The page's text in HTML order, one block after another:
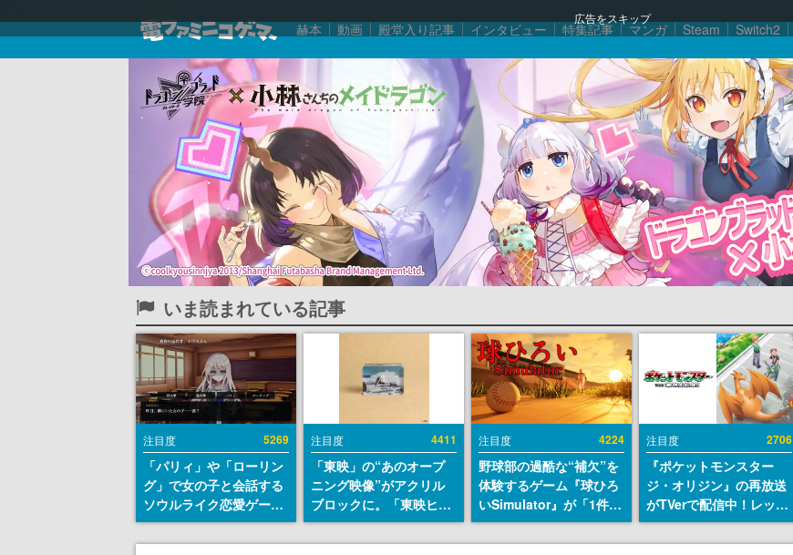
広告をスキップ
赫本 動画 殿堂入り記事 インタビュー 特集記事 マンガ Steam Switch2
いま読まれている記事
注目度 5269
「パリィ」や「ローリン
グ」で女の子と会話する
ソウルライク恋愛ゲーム
『小早川さんはソウルラ
イク』無料公開。返事に
注目度 4411
「東映」の“あのオープ
ニング映像”がアクリル
ブロックに。「東映ヒス
トリカル グッズコレクシ
ョン」が8月下旬より発
注目度 4224
野球部の過酷な“補欠”を
体験するゲーム『球ひろ
いSimulator』が「1件」
のウィッシュリストをも
とにチェコ語に対応し
注目度 2706
『ポケットモンスター
ジ・オリジン』の再放送
がTVerで配信中！レッド
（CV：竹内順子）が主人
公のオリジナルアニメ